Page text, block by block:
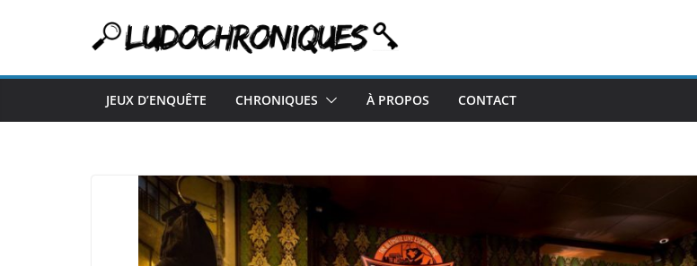
contenu
JEUX D’ENQUÊTE CHRONIQUES À PROPOS CONTACT